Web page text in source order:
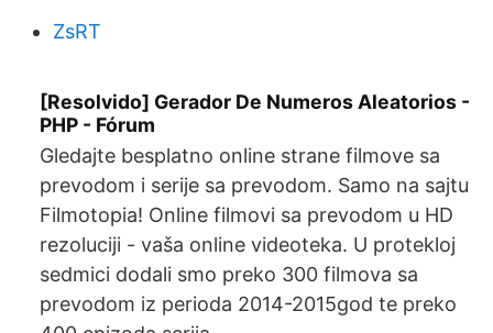
ZsRT
[Resolvido] Gerador De Numeros Aleatorios -
PHP - Fórum
Gledajte besplatno online strane filmove sa
prevodom i serije sa prevodom. Samo na sajtu
Filmotopia! Online filmovi sa prevodom u HD
rezoluciji - vaša online videoteka. U protekloj
sedmici dodali smo preko 300 filmova sa
prevodom iz perioda 2014-2015god te preko